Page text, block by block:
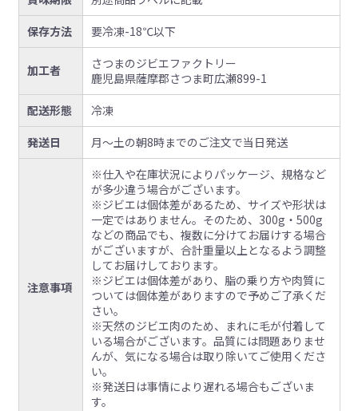
保存方法
要冷凍-18℃以下
加工者
さつまのジビエファクトリー
鹿児島県薩摩郡さつま町広瀬899-1
配送形態
冷凍
発送日
月〜土の朝8時までのご注文で当日発送
注意事項
※仕入や在庫状況によりパッケージ、規格など
が多少違う場合がございます。
※ジビエは個体差があるため、サイズや形状は
一定ではありません。そのため、300g・500g
などの商品でも、複数に分けてお届けする場合
がございますが、合計重量以上となるよう調整
してお届けしております。
※ジビエは個体差があり、脂の乗り方や肉質に
ついては個体差がありますので予めご了承くだ
さい。
※天然のジビエ肉のため、まれに毛が付着して
いる場合がございます。品質には問題ありませ
んが、気になる場合は取り除いてご使用くださ
い。
※発送日は事情により遅れる場合もございま
す。